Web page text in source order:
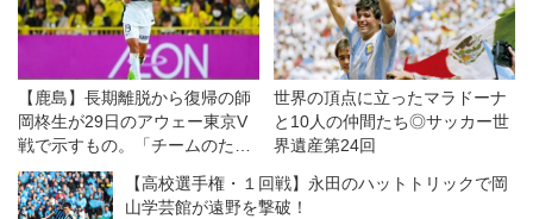
【鹿島】長期離脱から復帰の師
岡柊生が29日のアウェー東京V
戦で示すもの。「チームのため
に走り、守り、点を取るところ
も見てもらいたい」
世界の頂点に立ったマラドーナ
と10人の仲間たち◎サッカー世
界遺産第24回
【高校選手権・１回戦】永田のハットトリックで岡
山学芸館が遠野を撃破！